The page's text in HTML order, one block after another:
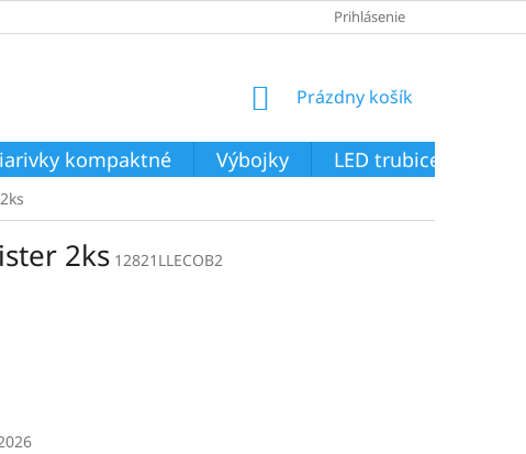
Prihlásenie
NÁKUPNÝ
Prázdny košík
kompaktné Výbojky LED trubice
2ks 12821LLECOB2